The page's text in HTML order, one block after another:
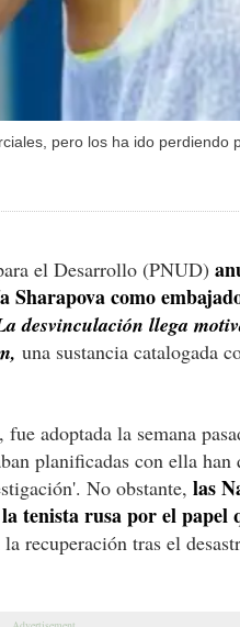
pero los ha ido perdiendo
el Desarrollo (PNUD)
Sharapova como
desvinculación llega
una sustancia catalogada
adoptada la semana
planificadas con ella han
No obstante, las
tenista rusa por el papel
recuperación tras el